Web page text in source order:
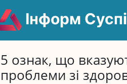
Інформ
5 ознак, що
проблеми зі